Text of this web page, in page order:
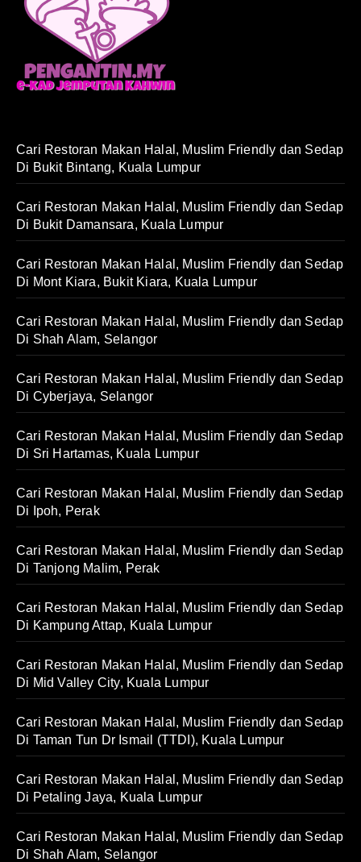
Cari Restoran Makan Halal, Muslim Friendly dan Sedap
Di Bukit Bintang, Kuala Lumpur
Cari Restoran Makan Halal, Muslim Friendly dan Sedap
Di Bukit Damansara, Kuala Lumpur
Cari Restoran Makan Halal, Muslim Friendly dan Sedap
Di Mont Kiara, Bukit Kiara, Kuala Lumpur
Cari Restoran Makan Halal, Muslim Friendly dan Sedap
Di Shah Alam, Selangor
Cari Restoran Makan Halal, Muslim Friendly dan Sedap
Di Cyberjaya, Selangor
Cari Restoran Makan Halal, Muslim Friendly dan Sedap
Di Sri Hartamas, Kuala Lumpur
Cari Restoran Makan Halal, Muslim Friendly dan Sedap
Di Ipoh, Perak
Cari Restoran Makan Halal, Muslim Friendly dan Sedap
Di Tanjong Malim, Perak
Cari Restoran Makan Halal, Muslim Friendly dan Sedap
Di Kampung Attap, Kuala Lumpur
Cari Restoran Makan Halal, Muslim Friendly dan Sedap
Di Mid Valley City, Kuala Lumpur
Cari Restoran Makan Halal, Muslim Friendly dan Sedap
Di Taman Tun Dr Ismail (TTDI), Kuala Lumpur
Cari Restoran Makan Halal, Muslim Friendly dan Sedap
Di Petaling Jaya, Kuala Lumpur
Cari Restoran Makan Halal, Muslim Friendly dan Sedap
Di Shah Alam, Selangor